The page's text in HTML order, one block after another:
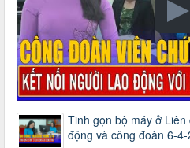
Tinh gọn bộ máy ở
động và công đoàn 6-